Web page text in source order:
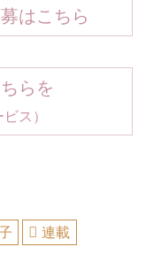
はこちら
らを
ス）
連載